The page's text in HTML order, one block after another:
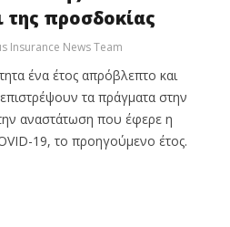
της προσδοκίας
Insurance News Team
ένα έτος απρόβλεπτο και
τα πράγματα στην
αναστάτωση που έφερε η
19, το προηγούμενο έτος.